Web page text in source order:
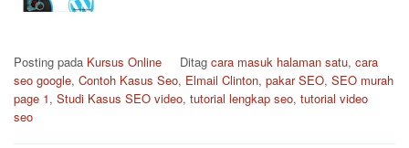
Posting pada Kursus Online Ditag cara masuk halaman satu, cara
seo google, Contoh Kasus Seo, Elmail Clinton, pakar SEO, SEO murah
page 1, Studi Kasus SEO video, tutorial lengkap seo, tutorial video
seo